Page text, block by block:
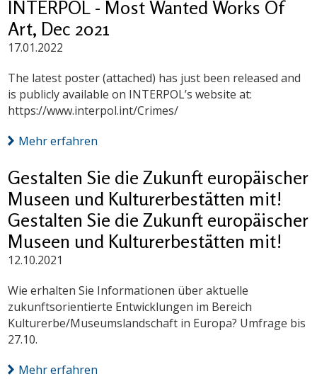
INTERPOL - Most Wanted Works Of
Art, Dec 2021
17.01.2022
The latest poster (attached) has just been released and
is publicly available on INTERPOL’s website at:
https://www.interpol.int/Crimes/
Mehr erfahren
Gestalten Sie die Zukunft europäischer
Museen und Kulturerbestätten mit!
Gestalten Sie die Zukunft europäischer
Museen und Kulturerbestätten mit!
12.10.2021
Wie erhalten Sie Informationen über aktuelle
zukunftsorientierte Entwicklungen im Bereich
Kulturerbe/Museumslandschaft in Europa? Umfrage bis
27.10.
Mehr erfahren